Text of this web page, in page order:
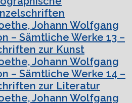
Johann Wolfgang
– Sämtliche Werke 13 –
zur Kunst
Johann Wolfgang
– Sämtliche Werke 14 –
zur Literatur
Johann Wolfgang